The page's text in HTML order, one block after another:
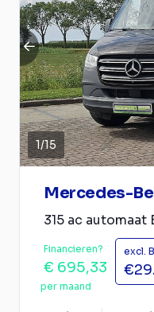
1/15
Mercedes-
315 ac automaat
Financieren?
€ 695,33
per maand
excl.